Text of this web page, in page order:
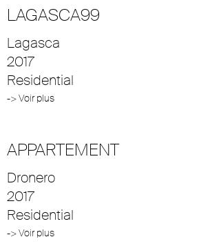
LAGASCA99
Lagasca
2017
Residential
-> Voir plus
APPARTEMENT
Dronero
2017
Residential
-> Voir plus